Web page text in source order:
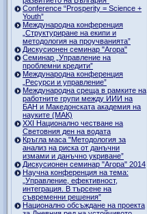
Conference “Prosperity = Science +
Youth”
Международна конференция
„Структуриране на екипи и
методология на проучванията”
Дискусионен семинар "Агора"
Семинар „Управление на
проблемни кредити”
Международна конференция
„Ресурси и управление”
Международна среща в рамките на
работните групи между ИИИ на
БАН и Македонската академия на
науките (МАК)
XXI Национално честване на
Световния ден на водата
Кръгла маса "Методология за
анализ на риска от данъчни
измами и данъчно укриване”
Дискусионен семинар "Агора" 2014
Научна конференция на тема:
„Управление, ефективност,
интеграция. В търсене на
съвременни решения”
Национално обсъждане на проекта